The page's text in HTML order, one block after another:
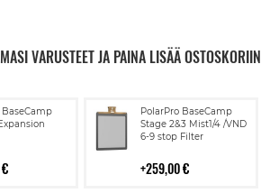
VARUSTEET JA PAINA LISÄÄ OSTOSKORIIN
BaseCamp
PolarPro BaseCamp
Stage 2&3 Mist1/4 /VND
6-9 stop Filter
259,00 €
Lisää
ostoskoriin